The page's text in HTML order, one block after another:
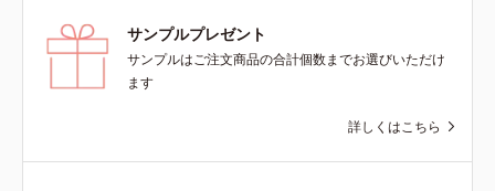
サンプルプレゼント
サンプルはご注文商品の合計個数までお選びいただけ
ます
詳しくはこちら